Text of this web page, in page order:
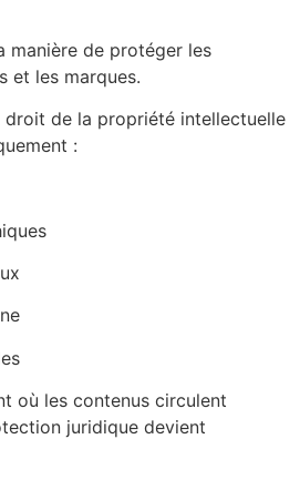
manière de protéger les
et les marques.
droit de la propriété intellectuelle
:
où les contenus circulent
juridique devient